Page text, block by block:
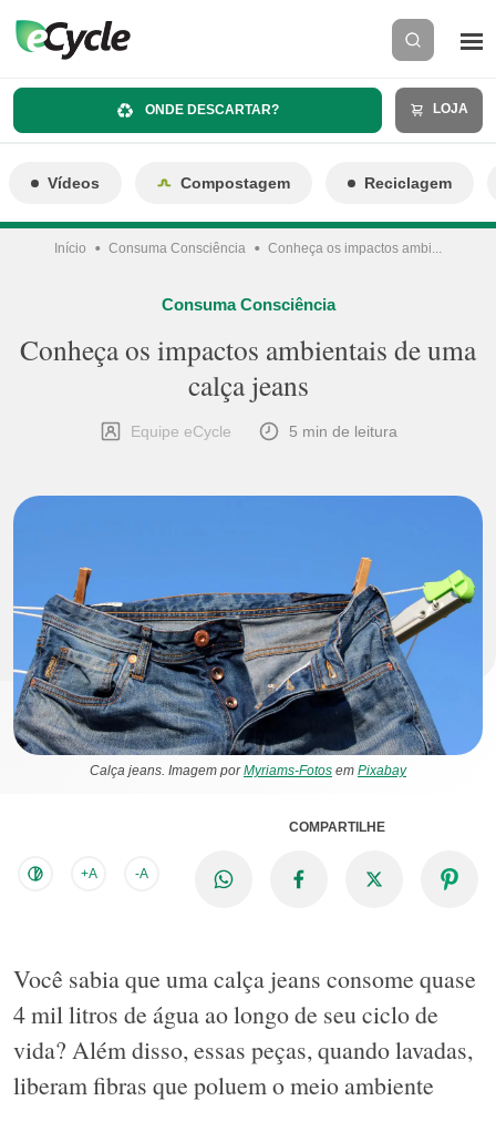
ONDE DESCARTAR? LOJA
Vídeos Compostagem Reciclagem
Início Consuma Consciência Conheça os impactos ambi...
Consuma Consciência
Conheça os impactos ambientais de uma
calça jeans
Equipe eCycle 5 min de leitura
Calça jeans. Imagem porMyriams-Fotos em Pixabay
+A -A
COMPARTILHE
Você sabia que uma calça jeans consome quase
4 mil litros de água ao longo de seu ciclo de
vida? Além disso, essas peças, quando lavadas,
liberam fibras que poluem o meio ambiente